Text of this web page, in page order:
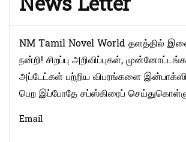
NM Tamil Novel World தளத்தில்
நன்றி! சிறப்பு அறிவிப்புகள்,
அப்டேட்கள் பற்றிய விபரங்களை
பெற இப்போதே சப்ஸ்கிரைப்
Email